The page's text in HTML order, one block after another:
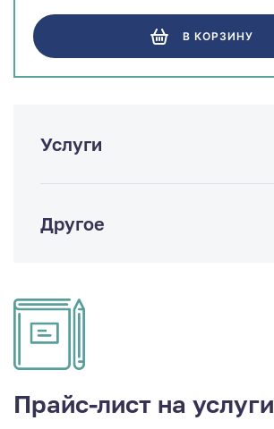
Услуги
Другое
В КОРЗИНУ
Прайс-лист на услуги